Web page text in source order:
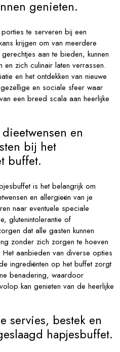
genieten.
te serveren bij een
krijgen om van meerdere
aan te bieden, kunnen
zich culinair laten verrassen.
en het ontdekken van nieuwe
en sociale sfeer waar
een breed scala aan heerlijke
en
bij het
buffet.
is het belangrijk om
en allergieën van je
naar eventuele speciale
glutenintolerantie of
dat alle gasten kunnen
zonder zich zorgen te hoeven
aanbieden van diverse opties
ingrediënten op het buffet zorgt
benadering, waardoor
kan genieten van de heerlijke
servies, bestek en
hapjesbuffet.